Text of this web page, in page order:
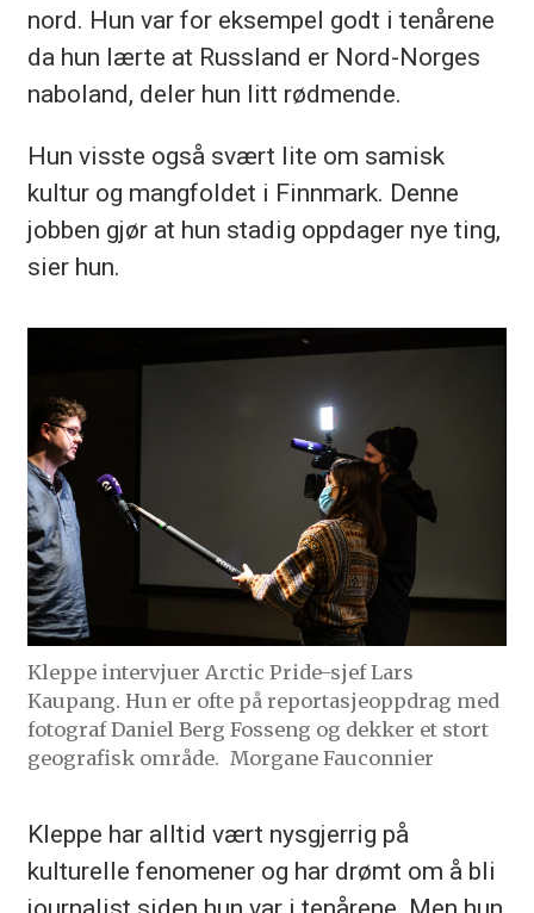
nord. Hun var for eksempel godt i tenårene
da hun lærte at Russland er Nord-Norges
naboland, deler hun litt rødmende.
Hun visste også svært lite om samisk
kultur og mangfoldet i Finnmark. Denne
jobben gjør at hun stadig oppdager nye ting,
sier hun.
Kleppe intervjuer Arctic Pride-sjef Lars
Kaupang. Hun er ofte på reportasjeoppdrag med
fotograf Daniel Berg Fosseng og dekker et stort
geografisk område. Morgane Fauconnier
Kleppe har alltid vært nysgjerrig på
kulturelle fenomener og har drømt om å bli